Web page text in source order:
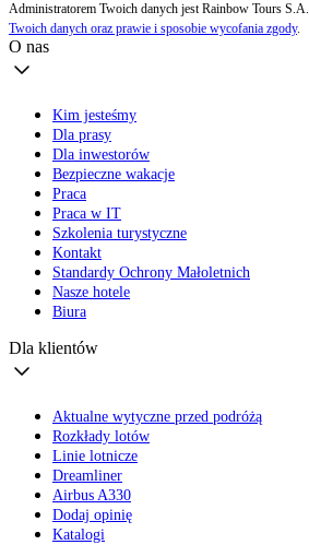
Administratorem Twoich danych jest Rainbow Tours S.A.
Twoich danych oraz prawie i sposobie wycofania zgody.
O nas
Kim jesteśmy
Dla prasy
Dla inwestorów
Bezpieczne wakacje
Praca
Praca w IT
Szkolenia turystyczne
Kontakt
Standardy Ochrony Małoletnich
Nasze hotele
Biura
Dla klientów
Aktualne wytyczne przed podróżą
Rozkłady lotów
Linie lotnicze
Dreamliner
Airbus A330
Dodaj opinię
Katalogi